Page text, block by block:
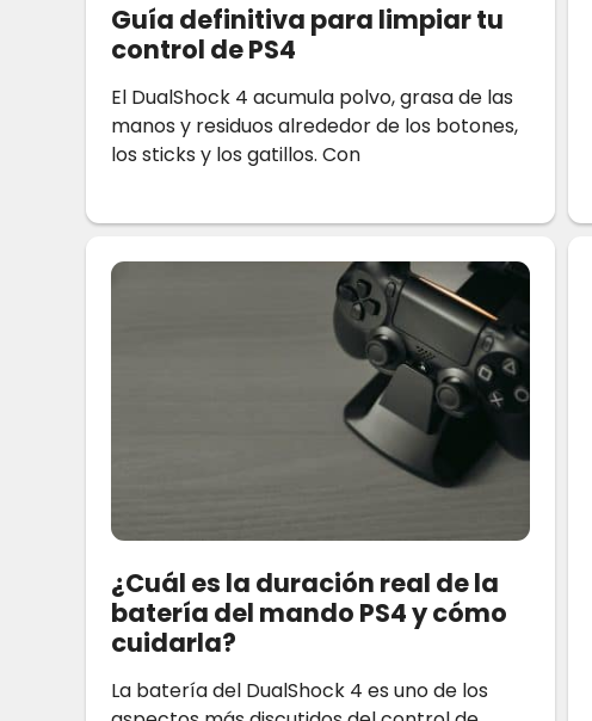
Guía definitiva para limpiar tu
control de PS4
El DualShock 4 acumula polvo, grasa de las
manos y residuos alrededor de los botones,
los sticks y los gatillos. Con
¿Cuál es la duración real de la
batería del mando PS4 y cómo
cuidarla?
La batería del DualShock 4 es uno de los